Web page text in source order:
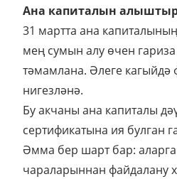
Ана капиталын
31 мартта ана
мең сумын алу өчен
тәмамлана. Әлеге кагыйдә
нигезләнә.
Бу акчаны ана капиталы
сертификатына ия булган
Әмма бер шарт бар:
чараларыннан файдалану